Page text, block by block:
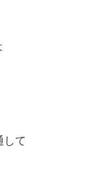
して